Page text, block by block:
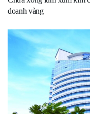
doanh vàng